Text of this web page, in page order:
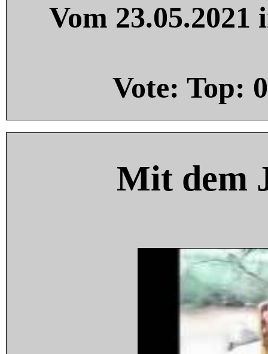
Vom
Vote: Top: 0
Mit dem